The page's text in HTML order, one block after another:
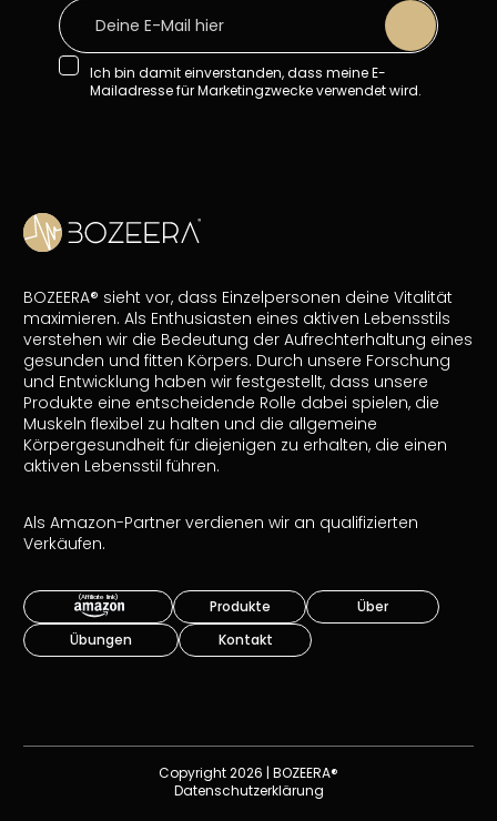
Ich bin damit einverstanden, dass meine E-
Mailadresse für Marketingzwecke verwendet wird.
BOZEERA® sieht vor, dass Einzelpersonen deine Vitalität
maximieren. Als Enthusiasten eines aktiven Lebensstils
verstehen wir die Bedeutung der Aufrechterhaltung eines
gesunden und fitten Körpers. Durch unsere Forschung
und Entwicklung haben wir festgestellt, dass unsere
Produkte eine entscheidende Rolle dabei spielen, die
Muskeln flexibel zu halten und die allgemeine
Körpergesundheit für diejenigen zu erhalten, die einen
aktiven Lebensstil führen.
Als Amazon-Partner verdienen wir an qualifizierten
Verkäufen.
Produkte
Über
Übungen
Kontakt
Copyright 2026 | BOZEERA®
Datenschutzerklärung